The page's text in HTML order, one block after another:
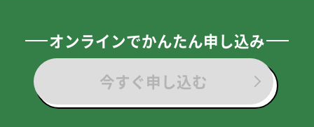
オンラインでかんたん申し込み
今すぐ申し込む